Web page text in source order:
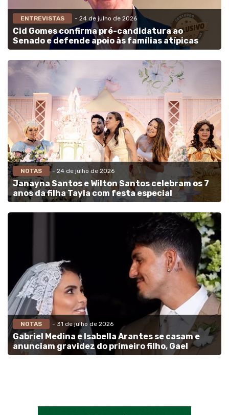
ENTREVISTAS - 24 de julho de 2026
Cid Gomes confirma pré-candidatura ao
Senado e defende apoio às famílias atípicas
NOTAS - 24 de julho de 2026
Janayna Santos e Wilton Santos celebram os 7
anos da filha Tayla com festa especial
NOTAS - 31 de julho de 2026
Gabriel Medina e Isabella Arantes se casam e
anunciam gravidez do primeiro filho, Gael